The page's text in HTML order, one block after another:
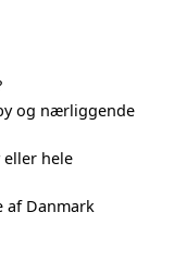
og nærliggende
hele
af Danmark